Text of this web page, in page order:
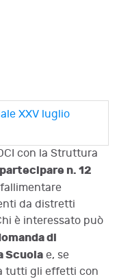
XXV luglio
con la Struttura
partecipare n. 12
da distretti
è interessato può
di
Scuola e, se
tutti gli effetti con